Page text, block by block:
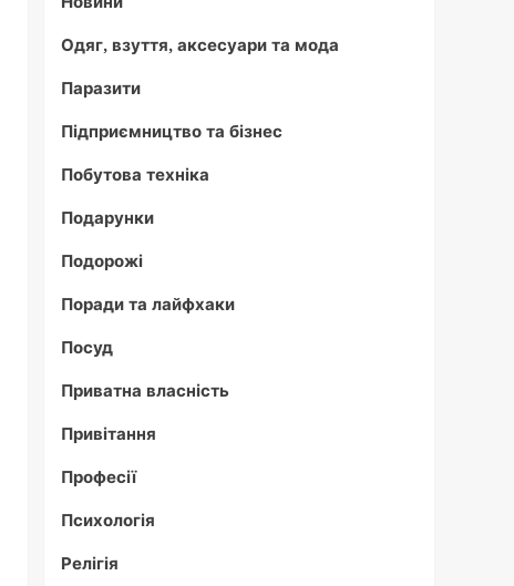
Одяг, взуття, аксесуари та мода
Паразити
Підприємництво та бізнес
Побутова техніка
Подарунки
Подорожі
Поради та лайфхаки
Посуд
Приватна власність
Привітання
Професії
Психологія
Релігія